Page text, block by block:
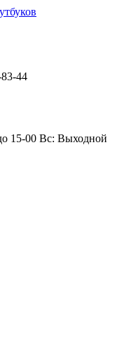
44
15-00 Вс: Выходной